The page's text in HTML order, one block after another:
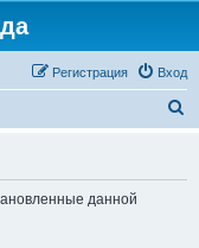
Вход
Регистрация
данной